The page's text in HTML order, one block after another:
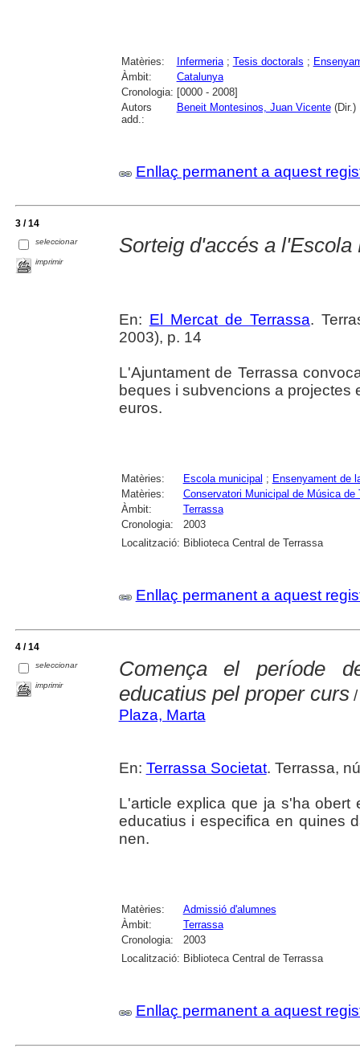
Matèries: Infermeria; Tesis doctorals ;
Àmbit:
Catalunya
Cronologia: [0000 - 2008]
Autors
add.:
Beneit Montesinos, Juan Vicente(Dir.)
Enllaç permanent a aquest
3 / 14
seleccionar
imprimir
Sorteig d'accés a
En: El Mercat de Terrassa.
2003), p. 14
L'Ajuntament de Terrassa
beques i subvencions a projectes
euros.
Matèries: Escola municipal ; Ensenyament de
Matèries:
Conservatori Municipal de Música de
Àmbit:
Terrassa
Cronologia:
2003
Localització: Biblioteca Central de Terrassa
Enllaç permanent a aquest
4 / 14
seleccionar
imprimir
Comença el període
educatius pel proper curs/
Plaza, Marta
En: Terrassa Societat. Terrassa,
L'article explica que ja s'ha obert
educatius i especifica en quines
nen.
Matèries:
Admissió d'alumnes
Àmbit:
Terrassa
Cronologia:
2003
Localització: Biblioteca Central de Terrassa
Enllaç permanent a aquest